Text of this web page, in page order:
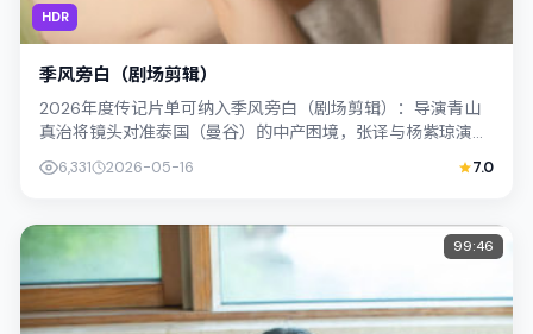
HDR
季风旁白（剧场剪辑）
2026年度传记片单可纳入季风旁白（剧场剪辑）：导演青山
真治将镜头对准泰国（曼谷）的中产困境，张译与杨紫琼演绎
6,331 2026-05-16 7.0
99:46